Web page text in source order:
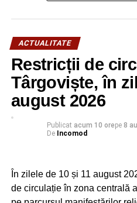
Peştera Ialomiţei este situată
judetul Dâmboviţa, pe
ACTUALITATE
Restricții de
Târgoviște, în
august 2026
Publicat acum 10 orepe 8
De Incomod
În zilele de 10 și 11 august
de circulație în zona centrală